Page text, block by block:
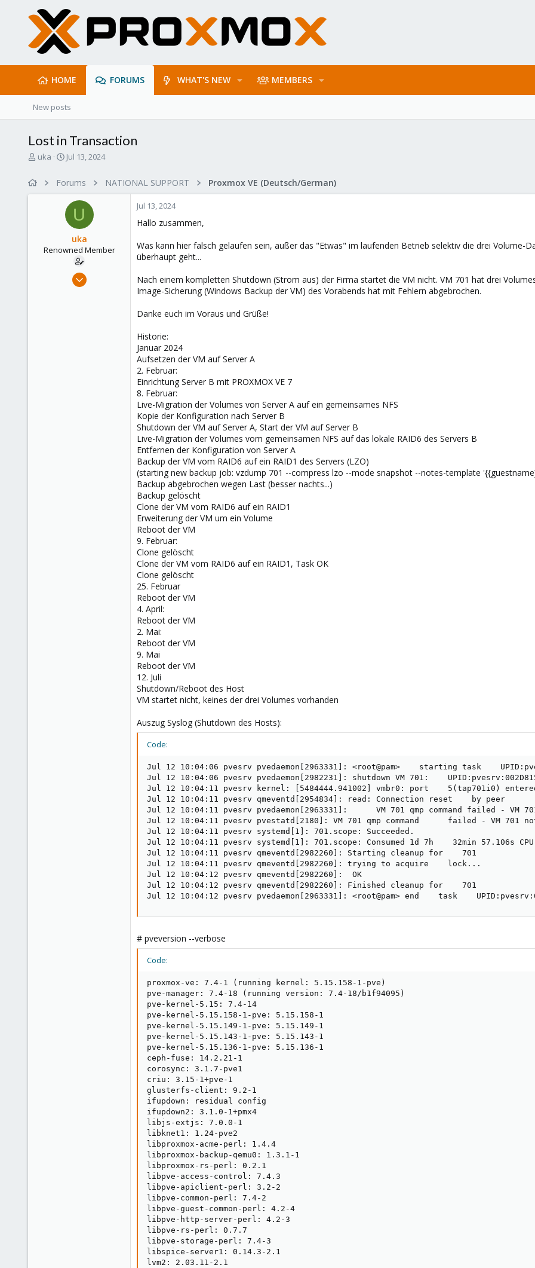
HOME FORUMS WHAT'S NEW MEMBERS
New posts
Lost in Transaction
T
uka
S
r
d
a
Jul 13, 2024
Forums NATIONAL SUPPORT Proxmox VE (Deutsch/German)
U
uka
Renowned Member
Apr 29, 2014
Jul 13, 2024
Hallo zusammen,
Was kann hier falsch gelaufen sein, außer das "Etwas" im laufenden Betrieb selektiv die drei Volume-
überhaupt geht...
Nach einem kompletten Shutdown (Strom aus) der Firma startet die VM nicht. VM 701 hat drei
Image-Sicherung (Windows Backup der VM) des Vorabends hat mit Fehlern abgebrochen.
Danke euch im Voraus und Grüße!
Historie:
Januar 2024
Aufsetzen der VM auf Server A
2. Februar:
Einrichtung Server B mit PROXMOX VE 7
8. Februar:
Live-Migration der Volumes von Server A auf ein gemeinsames NFS
Kopie der Konfiguration nach Server B
Shutdown der VM auf Server A, Start der VM auf Server B
Live-Migration der Volumes vom gemeinsamen NFS auf das lokale RAID6 des Servers B
Entfernen der Konfiguration von Server A
Backup der VM vom RAID6 auf ein RAID1 des Servers (LZO)
(starting new backup job: vzdump 701 --compress lzo --mode snapshot --notes-template
Backup abgebrochen wegen Last (besser nachts...)
Backup gelöscht
Clone der VM vom RAID6 auf ein RAID1
Erweiterung der VM um ein Volume
Reboot der VM
9. Februar:
Clone gelöscht
Clone der VM vom RAID6 auf ein RAID1, Task OK
Clone gelöscht
25. Februar
Reboot der VM
4. April:
Reboot der VM
2. Mai:
Reboot der VM
9. Mai
Reboot der VM
12. Juli
Shutdown/Reboot des Host
VM startet nicht, keines der drei Volumes vorhanden
Auszug Syslog (Shutdown des Hosts):
Code:
Jul 12 10:04:06 pvesrv pvedaemon[2963331]: <root@pam>    starting task
Jul 12 10:04:06 pvesrv pvedaemon[2982231]: shutdown VM 701:
Jul 12 10:04:11 pvesrv kernel: [5484444.941002] vmbr0: port    5(tap701i0)
Jul 12 10:04:11 pvesrv qmeventd[2954834]: read: Connection reset    by peer
Jul 12 10:04:11 pvesrv pvedaemon[2963331]:      VM 701 qmp command failed - VM
Jul 12 10:04:11 pvesrv pvestatd[2180]: VM 701 qmp command      failed - VM 701
Jul 12 10:04:11 pvesrv systemd[1]: 701.scope: Succeeded.
Jul 12 10:04:11 pvesrv systemd[1]: 701.scope: Consumed 1d 7h    32min 57.106s
Jul 12 10:04:11 pvesrv qmeventd[2982260]: Starting cleanup for    701
Jul 12 10:04:11 pvesrv qmeventd[2982260]: trying to acquire    lock...
Jul 12 10:04:12 pvesrv qmeventd[2982260]:  OK
Jul 12 10:04:12 pvesrv qmeventd[2982260]: Finished cleanup for    701
Jul 12 10:04:12 pvesrv pvedaemon[2963331]: <root@pam> end    task
# pveversion --verbose
Code:
proxmox-ve: 7.4-1 (running kernel: 5.15.158-1-pve)
pve-manager: 7.4-18 (running version: 7.4-18/b1f94095)
pve-kernel-5.15: 7.4-14
pve-kernel-5.15.158-1-pve: 5.15.158-1
pve-kernel-5.15.149-1-pve: 5.15.149-1
pve-kernel-5.15.143-1-pve: 5.15.143-1
pve-kernel-5.15.136-1-pve: 5.15.136-1
ceph-fuse: 14.2.21-1
corosync: 3.1.7-pve1
criu: 3.15-1+pve-1
glusterfs-client: 9.2-1
ifupdown: residual config
ifupdown2: 3.1.0-1+pmx4
libjs-extjs: 7.0.0-1
libknet1: 1.24-pve2
libproxmox-acme-perl: 1.4.4
libproxmox-backup-qemu0: 1.3.1-1
libproxmox-rs-perl: 0.2.1
libpve-access-control: 7.4.3
libpve-apiclient-perl: 3.2-2
libpve-common-perl: 7.4-2
libpve-guest-common-perl: 4.2-4
libpve-http-server-perl: 4.2-3
libpve-rs-perl: 0.7.7
libpve-storage-perl: 7.4-3
libspice-server1: 0.14.3-2.1
lvm2: 2.03.11-2.1